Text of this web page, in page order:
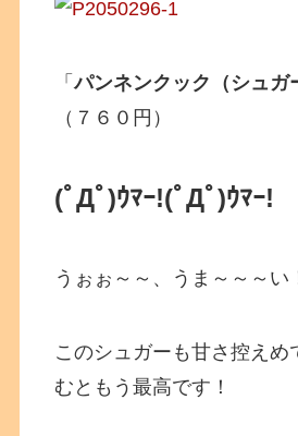
「パンネンクック（シュガ
（７６０円）
(ﾟДﾟ)ｳﾏｰ!(ﾟДﾟ)ｳﾏｰ!
うぉぉ～～、うま～～～い
このシュガーも甘さ控えめ
むともう最高です！